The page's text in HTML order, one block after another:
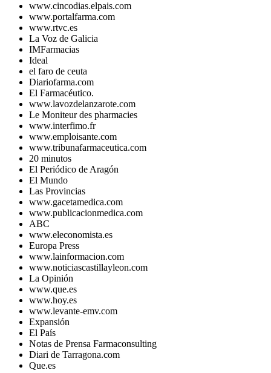
www.cincodias.elpais.com
www.portalfarma.com
www.rtvc.es
La Voz de Galicia
IMFarmacias
Ideal
el faro de ceuta
Diariofarma.com
El Farmacéutico.
www.lavozdelanzarote.com
Le Moniteur des pharmacies
www.interfimo.fr
www.emploisante.com
www.tribunafarmaceutica.com
20 minutos
El Periódico de Aragón
El Mundo
Las Provincias
www.gacetamedica.com
www.publicacionmedica.com
ABC
www.eleconomista.es
Europa Press
www.lainformacion.com
www.noticiascastillayleon.com
La Opinión
www.que.es
www.hoy.es
www.levante-emv.com
Expansión
El País
Notas de Prensa Farmaconsulting
Diari de Tarragona.com
Que.es